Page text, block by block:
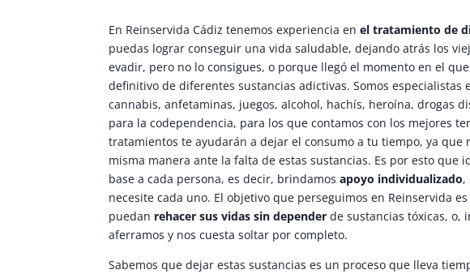
En Reinservida Cádiz tenemos experiencia en el tratamiento de
puedas lograr conseguir una vida saludable, dejando atrás los
evadir, pero no lo consigues, o porque llegó el momento en el
definitivo de diferentes sustancias adictivas. Somos especialistas
cannabis, anfetaminas, juegos, alcohol, hachís, heroína, drogas
para la codependencia, para los que contamos con los mejores
tratamientos te ayudarán a dejar el consumo a tu tiempo, ya que
misma manera ante la falta de estas sustancias. Es por esto que
base a cada persona, es decir, brindamosapoyo individualizado,
necesite cada uno. El objetivo que perseguimos en Reinservida
puedan rehacer sus vidas sin depender de sustancias tóxicas, o,
aferramos y nos cuesta soltar por completo.
Sabemos que dejar estas sustancias es un proceso que lleva